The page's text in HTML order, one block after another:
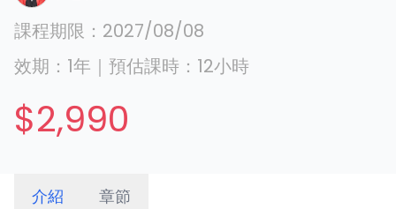
課程期限： 2027/08/08
效期： 1年 ｜ 預估課時： 12小時
$2,990
介紹 章節